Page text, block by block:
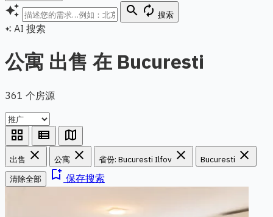
auto_awesome search autorenew 搜索
auto_awesome AI 搜索
公寓 出售 在 Bucuresti
361 个房源
grid_view view_list map
出售 close 公寓 close 省份: Bucuresti Ilfov close Bucuresti close
清除全部 bookmark_add 保存搜索